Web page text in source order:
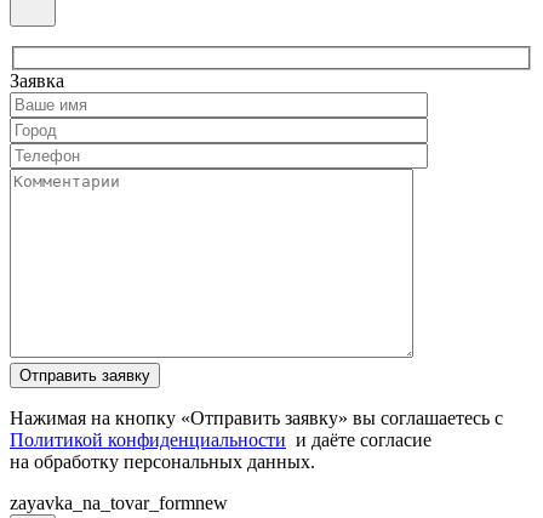
Заявка
Нажимая на кнопку «Отправить заявку» вы соглашаетесь с
Политикой конфиденциальности и даёте согласие
на обработку персональных данных.
zayavka_na_tovar_formnew